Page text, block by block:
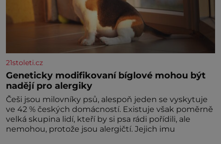
21stoleti.cz
Geneticky modifikovaní bíglové mohou být
nadějí pro alergiky
Češi jsou milovníky psů, alespoň jeden se vyskytuje
ve 42 % českých domácností. Existuje však poměrně
velká skupina lidí, kteří by si psa rádi pořídili, ale
nemohou, protože jsou alergičtí. Jejich imu